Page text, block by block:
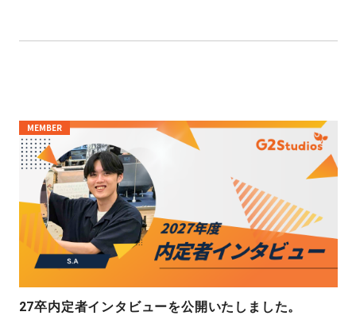
MEMBER
27卒内定者インタビューを公開いたしました。